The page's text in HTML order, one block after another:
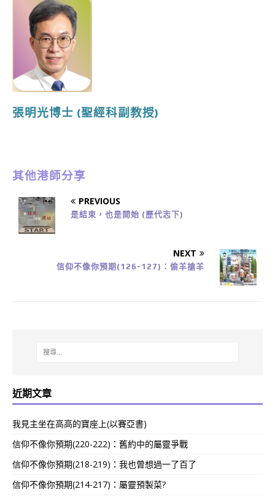
張明光博士 (聖經科副教授)
其他港師分享
PREVIOUS
是結束，也是開始 (歷代志下)
NEXT
信仰不像你預期(126-127)：偷羊搶羊
近期文章
我見主坐在高高的寶座上(以賽亞書)
信仰不像你預期(220-222)：舊約中的屬靈爭戰
信仰不像你預期(218-219)：我也曾想過一了百了
信仰不像你預期(214-217)：屬靈預製菜?